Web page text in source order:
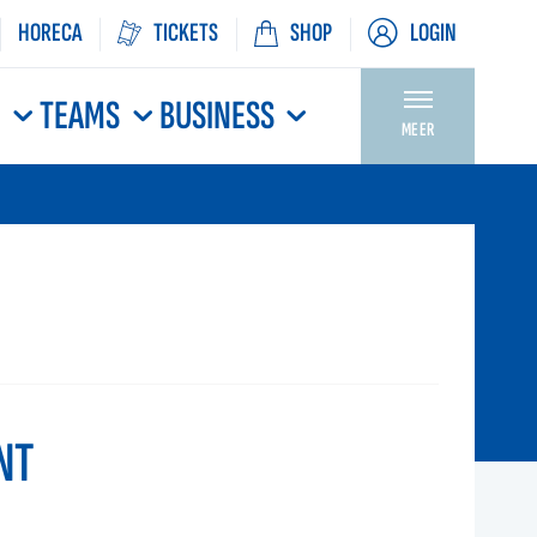
HORECA TICKETS SHOP LOGIN
TEAMS BUSINESS MEER